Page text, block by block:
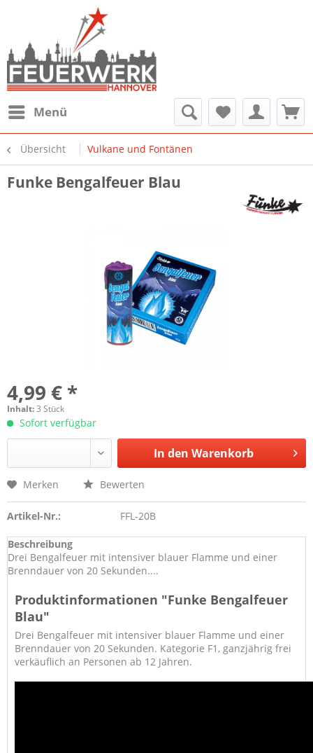
Menü
Übersicht Vulkane und Fontänen
Funke Bengalfeuer Blau
4,99 € *
Inhalt:3 Stück
Sofort verfügbar
In den Warenkorb
Merken Bewerten
Artikel-Nr.: FFL-20B
Beschreibung
Drei Bengalfeuer mit intensiver blauer Flamme und einer
Brenndauer von 20 Sekunden....
Produktinformationen "Funke Bengalfeuer
Blau"
Drei Bengalfeuer mit intensiver blauer Flamme und einer
Brenndauer von 20 Sekunden. Kategorie F1, ganzjährig frei
verkäuflich an Personen ab 12 Jahren.